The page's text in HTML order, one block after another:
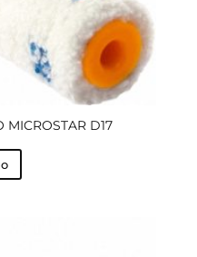
MICROSTAR D17